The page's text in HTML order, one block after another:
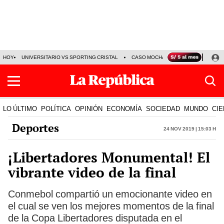
HOY UNIVERSITARIO VS SPORTING CRISTAL CASO MOCHASUELDOS
LO ÚLTIMO POLÍTICA OPINIÓN ECONOMÍA SOCIEDAD MUNDO
Deportes 24 Nov 2019 | 15:03 h
¡Libertadores Monumental! El
vibrante video de la final
Conmebol compartió un emocionante video en
el cual se ven los mejores momentos de la final
de la Copa Libertadores disputada en el